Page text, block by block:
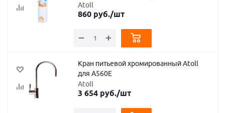
Atoll
860руб./шт
Кран питьевой хромированный Atoll
для A560E
Atoll
3 654руб./шт